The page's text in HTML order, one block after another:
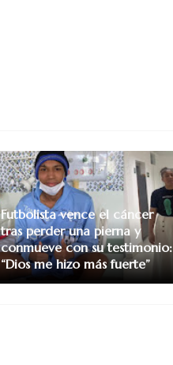
Futbolista vence el cáncer
tras perder una pierna y
conmueve con su testimonio:
“Dios me hizo más fuerte”